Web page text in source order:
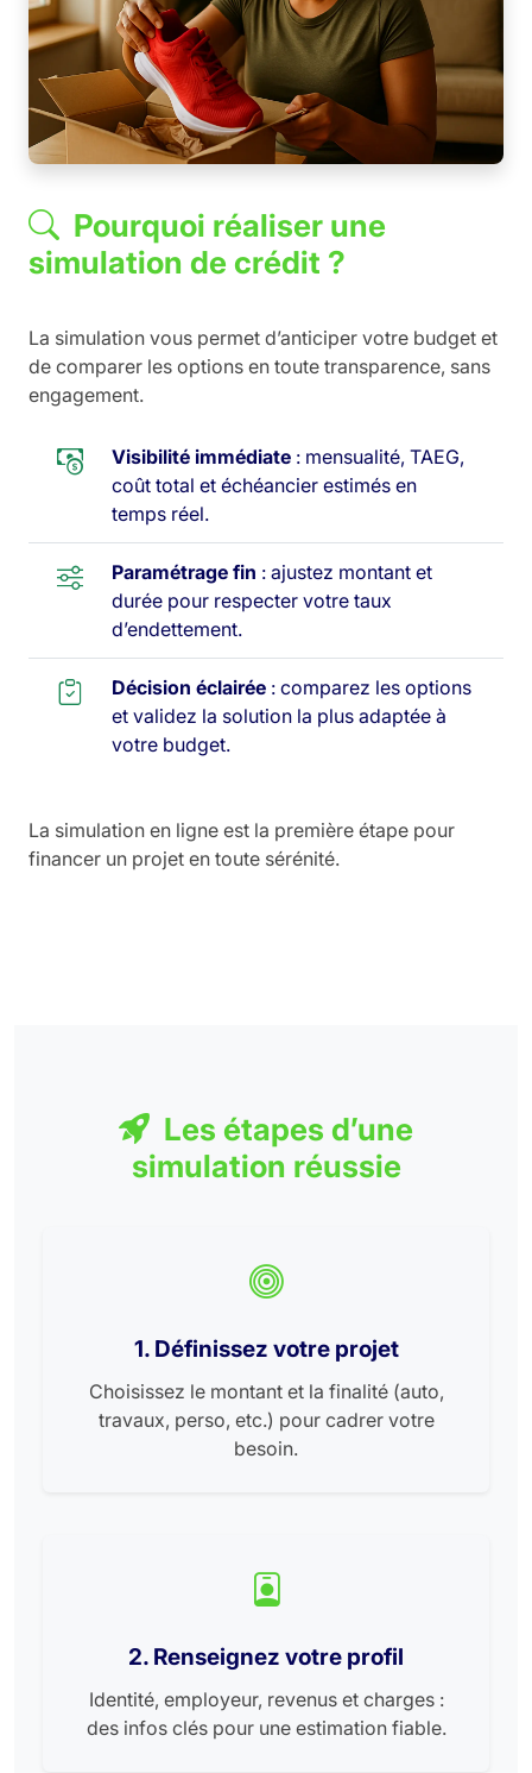
Pourquoi réaliser une
simulation de crédit ?
La simulation vous permet d’anticiper votre budget et
de comparer les options en toute transparence, sans
engagement.
Visibilité immédiate : mensualité, TAEG,
coût total et échéancier estimés en
temps réel.
Paramétrage fin : ajustez montant et
durée pour respecter votre taux
d’endettement.
Décision éclairée : comparez les options
et validez la solution la plus adaptée à
votre budget.
La simulation en ligne est la première étape pour
financer un projet en toute sérénité.
Les étapes d’une
simulation réussie
1. Définissez votre projet
Choisissez le montant et la finalité (auto,
travaux, perso, etc.) pour cadrer votre
besoin.
2. Renseignez votre profil
Identité, employeur, revenus et charges :
des infos clés pour une estimation fiable.